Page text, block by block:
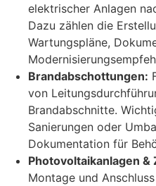
elektrischer Anlagen
Dazu zählen die
Wartungspläne,
Brandabschottungen:
von
Brandabschnitte.
Sanierungen oder
Dokumentation für
Photovoltaikanlagen &
Montage und